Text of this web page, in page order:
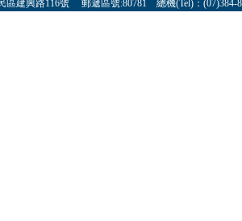
區建興路116號 郵遞區號:80781 總機(Tel)：(07)384-